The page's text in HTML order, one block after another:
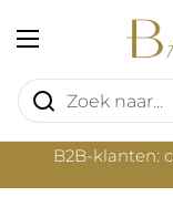
Menu openen
B2B-klanten: